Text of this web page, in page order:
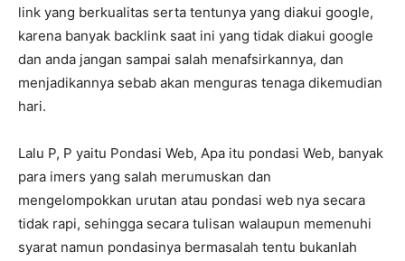
link yang berkualitas serta tentunya yang diakui google,
karena banyak backlink saat ini yang tidak diakui google
dan anda jangan sampai salah menafsirkannya, dan
menjadikannya sebab akan menguras tenaga dikemudian
hari.
Lalu P, P yaitu Pondasi Web, Apa itu pondasi Web, banyak
para imers yang salah merumuskan dan
mengelompokkan urutan atau pondasi web nya secara
tidak rapi, sehingga secara tulisan walaupun memenuhi
syarat namun pondasinya bermasalah tentu bukanlah